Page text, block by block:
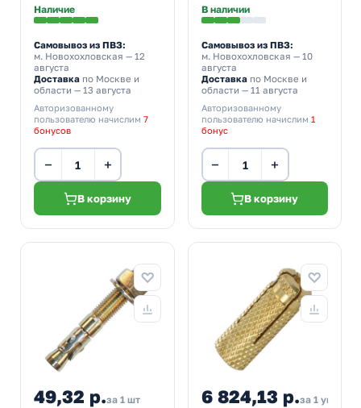
Наличие
Самовывоз из ПВЗ:
м. Новохохловская — 12
августа
Доставка по Москве и
области — 13 августа
Авторизованному
пользователю начислим 7
бонусов
− +
В корзину
В наличии
Самовывоз из ПВЗ:
м. Новохохловская — 10
августа
Доставкапо Москве и
области — 11 августа
Авторизованному
пользователю начислим 1
бонус
− +
В корзину
49,32 р.за 1 шт 6 824,13 р.за 1 упак